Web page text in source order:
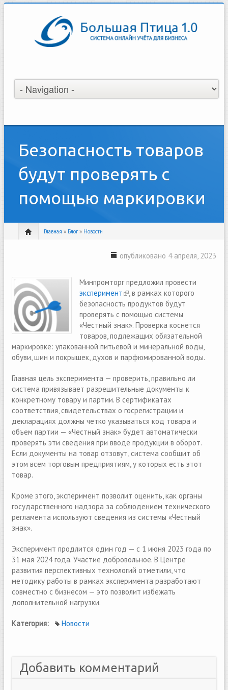
Безопасность товаров
будут проверять с
помощью маркировки
Главная » Блог» Новости
опубликовано 4 апреля, 2023
Минпромторг предложил провести
эксперимент(link is external)
, в рамках которого
безопасность продуктов будут
проверять с помощью системы
«Честный знак». Проверка коснется
товаров, подлежащих обязательной
маркировке: упакованной питьевой и минеральной воды,
обуви, шин и покрышек, духов и парфюмированной воды.
Главная цель эксперимента — проверить, правильно ли
система привязывает разрешительные документы к
конкретному товару и партии. В сертификатах
соответствия, свидетельствах о госрегистрации и
декларациях должны четко указываться код товара и
объем партии — «Честный знак» будет автоматически
проверять эти сведения при вводе продукции в оборот.
Если документы на товар отзовут, система сообщит об
этом всем торговым предприятиям, у которых есть этот
товар.
Кроме этого, эксперимент позволит оценить, как органы
государственного надзора за соблюдением технического
регламента используют сведения из системы «Честный
знак».
Эксперимент продлится один год — с 1 июня 2023 года по
31 мая 2024 года. Участие добровольное. В Центре
развития перспективных технологий отметили, что
методику работы в рамках эксперимента разработают
совместно с бизнесом — это позволит избежать
дополнительной нагрузки.
Категория: Новости
Добавить комментарий